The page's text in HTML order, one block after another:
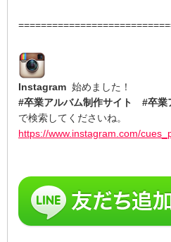
Instagram 始めました！
#卒業アルバム制作サイト #卒
で検索してくださいね。
https://www.instagram.com/